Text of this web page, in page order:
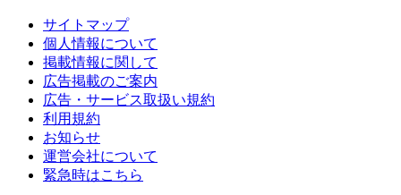
サイトマップ
個人情報について
掲載情報に関して
広告掲載のご案内
広告・サービス取扱い規約
利用規約
お知らせ
運営会社について
緊急時はこちら